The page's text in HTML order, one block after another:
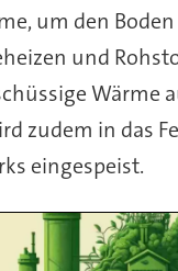
um den
und
Wärme
zudem in das
eingespeist.